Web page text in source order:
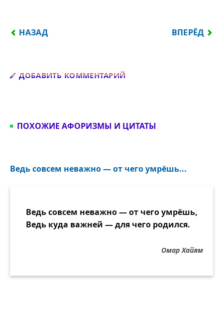
ПРЕДЫДУЩИЙ: ЕСЛИ МНЕ НЕЛЬЗЯ БУДЕТ КУРИТЬ
НАЗАД ВПЕРЁД
ДОБАВИТЬ КОММЕНТАРИЙ
ПОХОЖИЕ АФОРИЗМЫ И ЦИТАТЫ
Ведь совсем неважно — от чего умрёшь...
Ведь совсем неважно — от чего умрёшь,
Ведь куда важней — для чего родился.
Омар Хайям